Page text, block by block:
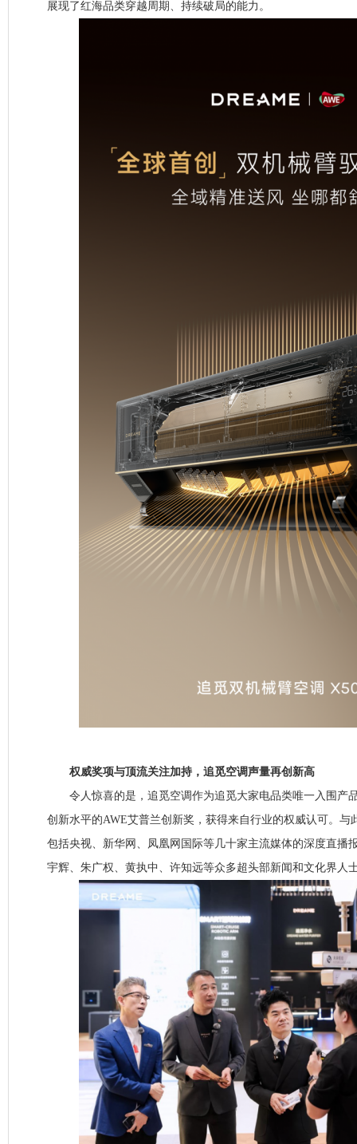
展现了红海品类穿越周期、持续破局的能力。
权威奖项与顶流关注加持，追觅空调声量再创新高
令人惊喜的是，追觅空调作为追觅大家电品类唯一入围产
创新水平的AWE艾普兰创新奖，获得来自行业的权威认可。与
包括央视、新华网、凤凰网国际等几十家主流媒体的深度直播
宇辉、朱广权、黄执中、许知远等众多超头部新闻和文化界人